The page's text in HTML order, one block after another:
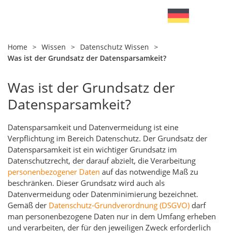
Home > Wissen > Datenschutz Wissen >
Was ist der Grundsatz der Datensparsamkeit?
Was ist der Grundsatz der
Datensparsamkeit?
Datensparsamkeit und Datenvermeidung ist eine
Verpflichtung im Bereich Datenschutz. Der Grundsatz der
Datensparsamkeit ist ein wichtiger Grundsatz im
Datenschutzrecht, der darauf abzielt, die Verarbeitung
personenbezogener Daten auf das notwendige Maß zu
beschränken. Dieser Grundsatz wird auch als
Datenvermeidung oder Datenminimierung bezeichnet.
Gemäß der Datenschutz-Grundverordnung (DSGVO) darf
man personenbezogene Daten nur in dem Umfang erheben
und verarbeiten, der für den jeweiligen Zweck erforderlich